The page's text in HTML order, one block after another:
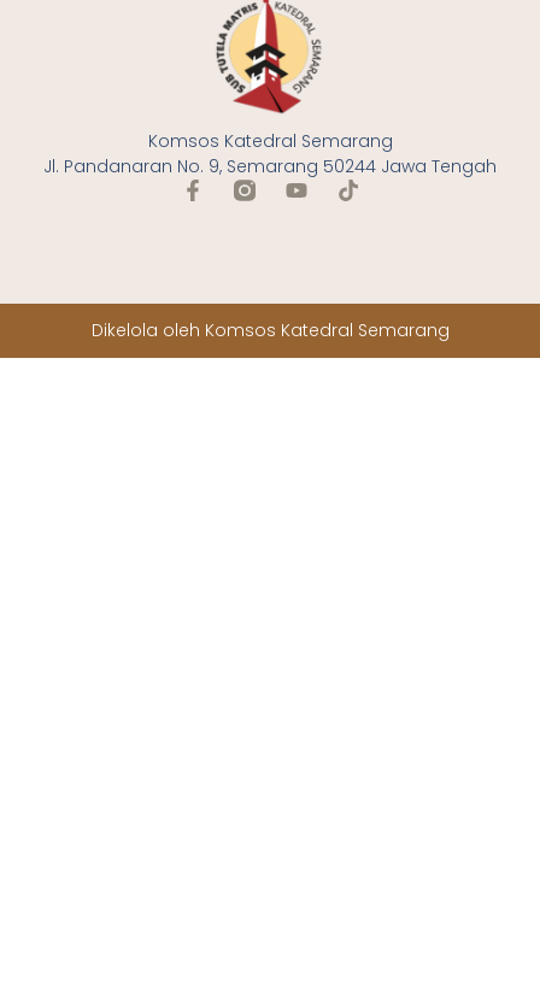
Komsos Katedral Semarang
Jl. Pandanaran No. 9, Semarang 50244 Jawa Tengah
Dikelola oleh Komsos Katedral Semarang